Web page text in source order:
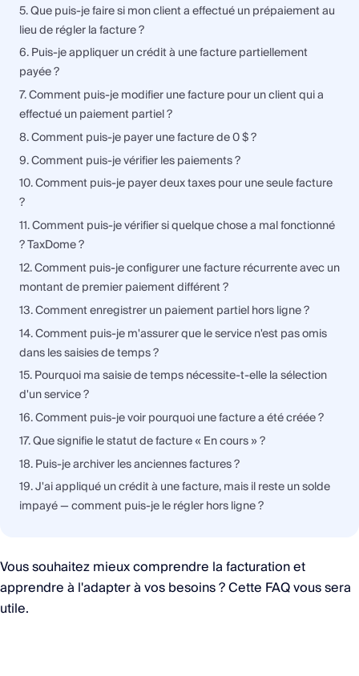
5. Que puis-je faire si mon client a effectué un prépaiement au
lieu de régler la facture ?
6. Puis-je appliquer un crédit à une facture partiellement
payée ?
7. Comment puis-je modifier une facture pour un client qui a
effectué un paiement partiel ?
8. Comment puis-je payer une facture de 0 $ ?
9. Comment puis-je vérifier les paiements ?
10. Comment puis-je payer deux taxes pour une seule facture
?
11. Comment puis-je vérifier si quelque chose a mal fonctionné
? TaxDome ?
12. Comment puis-je configurer une facture récurrente avec un
montant de premier paiement différent ?
13. Comment enregistrer un paiement partiel hors ligne ?
14. Comment puis-je m'assurer que le service n'est pas omis
dans les saisies de temps ?
15. Pourquoi ma saisie de temps nécessite-t-elle la sélection
d'un service ?
16. Comment puis-je voir pourquoi une facture a été créée ?
17. Que signifie le statut de facture « En cours » ?
18. Puis-je archiver les anciennes factures ?
19. J'ai appliqué un crédit à une facture, mais il reste un solde
impayé — comment puis-je le régler hors ligne ?
Vous souhaitez mieux comprendre la facturation et
apprendre à l'adapter à vos besoins ? Cette FAQ vous sera
utile.